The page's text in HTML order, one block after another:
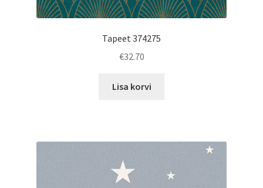
Tapeet 374275
€32.70
Lisa korvi